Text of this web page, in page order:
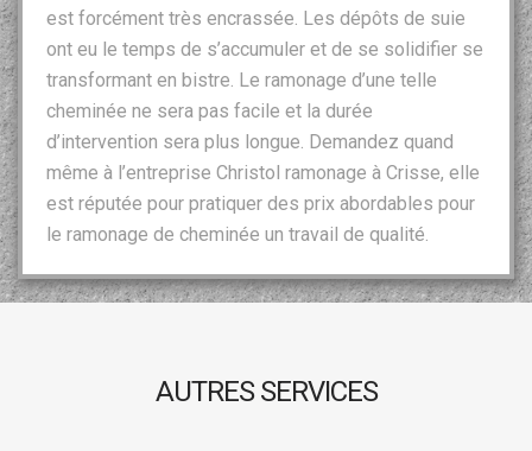
est forcément très encrassée. Les dépôts de suie
ont eu le temps de s’accumuler et de se solidifier se
transformant en bistre. Le ramonage d’une telle
cheminée ne sera pas facile et la durée
d’intervention sera plus longue. Demandez quand
même à l’entreprise Christol ramonage à Crisse, elle
est réputée pour pratiquer des prix abordables pour
le ramonage de cheminée un travail de qualité.
AUTRES SERVICES